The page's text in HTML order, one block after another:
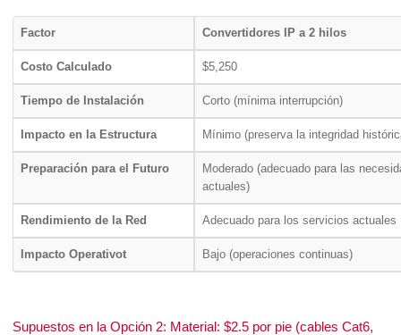
Factor Convertidores IP a 2 hilos
Costo Calculado $5,250
Tiempo de Instalación Corto (mínima interrupción)
Impacto en la Estructura Mínimo (preserva la integridad
Preparación para el Futuro
Moderado (adecuado para las
actuales)
Rendimiento de la Red Adecuado para los servicios actuales
Impacto Operativot Bajo (operaciones continuas)
Supuestos en la Opción 2: Material: $2.5 por pie (cables Cat6,